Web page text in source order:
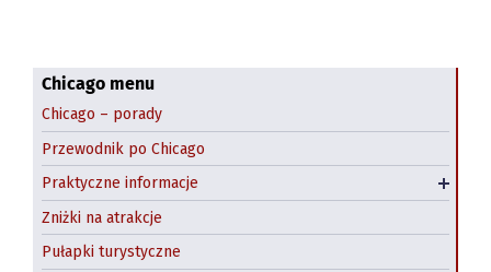
Chicago menu
Chicago – porady
Przewodnik po Chicago
Praktyczne informacje
Dzień św. Patryka
Halloween: farmy dyniowe
Wynajem samochodów Chicago
Hostel w Chicago
Zniżki na atrakcje
Pułapki turystyczne
Art Institute of Chicago
Pedway Chicago
Chicago Riverwalk
Chicago Theatre
Atrakcje na świeżym powietrzu
Zwiedzanie Chicago łodzią